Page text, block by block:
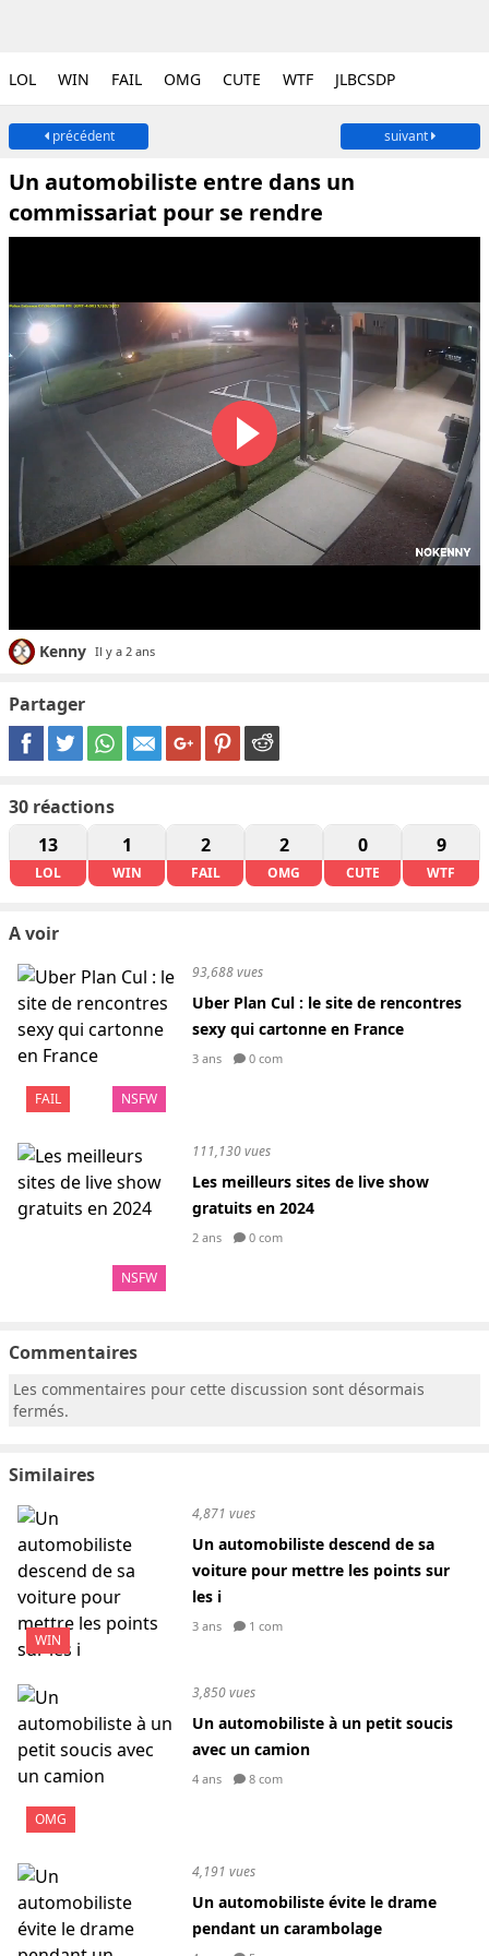
LOL WIN FAIL OMG CUTE WTF JLBCSDP
précédent suivant
Un automobiliste entre dans un
commissariat pour se rendre
Kenny Il y a 2 ans
Partager
30 réactions
13
LOL
1
WIN
2
FAIL
2
OMG
0
CUTE
9
WTF
A voir
FAIL NSFW
93,688 vues
Uber Plan Cul : le site de rencontres
sexy qui cartonne en France
3 ans 0 com
NSFW
111,130 vues
Les meilleurs sites de live show
gratuits en 2024
2 ans 0 com
Commentaires
Les commentaires pour cette discussion sont désormais
fermés.
Similaires
WIN
4,871 vues
Un automobiliste descend de sa
voiture pour mettre les points sur
les i
3 ans 1 com
OMG
3,850 vues
Un automobiliste à un petit soucis
avec un camion
4 ans 8 com
4,191 vues
Un automobiliste évite le drame
pendant un carambolage